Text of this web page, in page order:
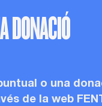
DONACIÓ
o una
de la web